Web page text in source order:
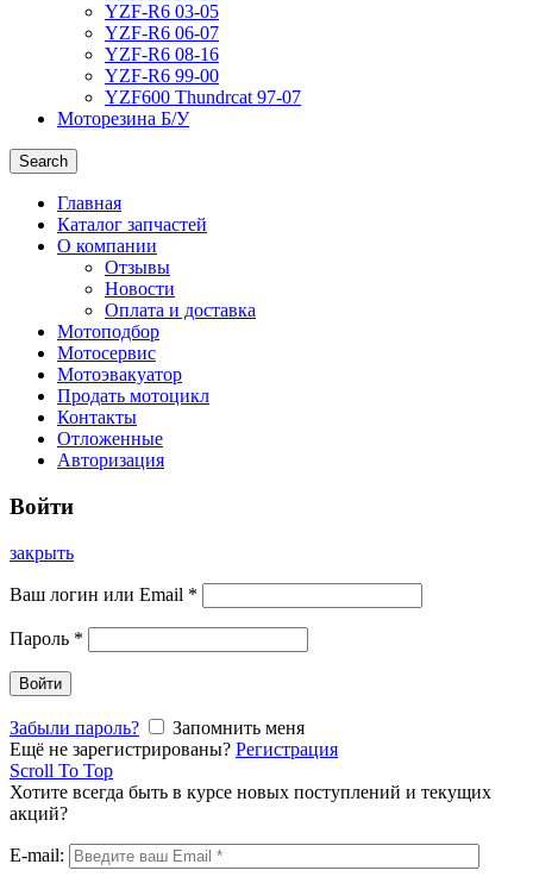
YZF-R6 03-05
YZF-R6 06-07
YZF-R6 08-16
YZF-R6 99-00
YZF600 Thundrcat 97-07
Моторезина Б/У
Search
Главная
Каталог запчастей
О компании
Отзывы
Новости
Оплата и доставка
Мотоподбор
Мотосервис
Мотоэвакуатор
Продать мотоцикл
Контакты
Отложенные
Авторизация
Войти
закрыть
Ваш логин или Email *
Пароль *
Войти
Забыли пароль?
Запомнить меня
Ещё не зарегистрированы? Регистрация
Scroll To Top
Хотите всегда быть в курсе новых поступлений и текущих
акций?
E-mail: